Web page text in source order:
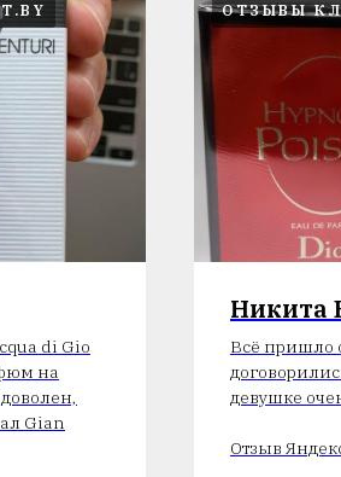
di Gio
на
Gian
ОТЗЫВЫ
Никита
Всё пришло
девушке
Отзыв